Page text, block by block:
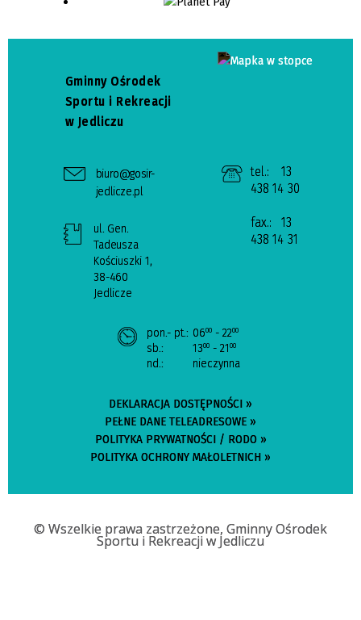
Gminny Ośrodek
Sportu i Rekreacji
w Jedliczu
biuro@gosir-
jedlicze.pl
ul. Gen.
Tadeusza
Kościuszki 1,
38-460
Jedlicze
tel.:
13
438 14 30
fax.:
13
438 14 31
pon.- pt.: 0600 - 2200
sb.: 1300 - 21 00
nd.: nieczynna
DEKLARACJA DOSTĘPNOŚCI »
PEŁNE DANE TELEADRESOWE »
POLITYKA PRYWATNOŚCI / RODO »
POLITYKA OCHRONY MAŁOLETNICH »
© Wszelkie prawa zastrzeżone, Gminny Ośrodek
Sportu i Rekreacji w Jedliczu